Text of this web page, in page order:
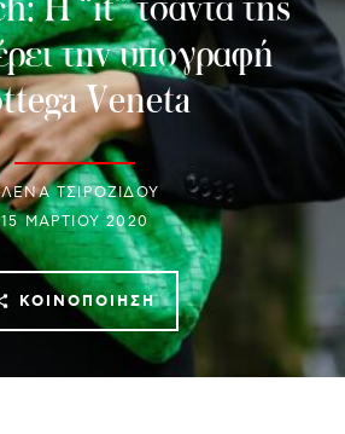
την υπογραφή
Veneta
ΤΣΙΡΟΖΊΔΟΥ
15 ΜΑΡΤΊΟΥ 2020
ΚΟΙΝΟΠΟΊΗΣΗ